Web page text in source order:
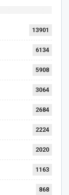
13901
6134
5908
3064
2684
2224
2020
1163
868